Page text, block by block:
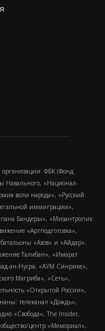
организации: ФБК (Фонд
Навального, «Национал-
воли народа», «Русский
иммиграции»,
Бандеры», «Мизантропик
«Артподготовка»,
«Азов» и «Айдар».
Талибан», «Имарат
ан-Нусра, «АУМ Синрике»,
Магриба», «Сеть»,
«Открытой России»,
телеканал «Дождь»,
«Свобода», The Insider,
центр «Мемориал»,